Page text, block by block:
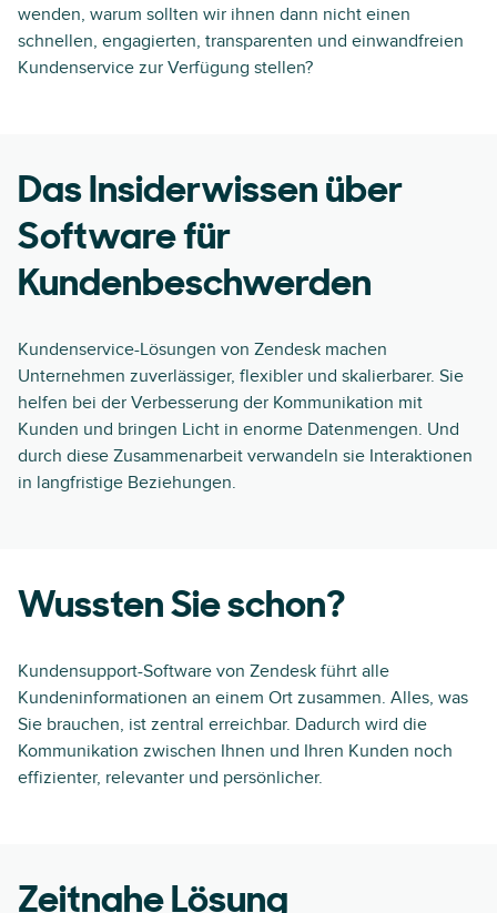
wenden, warum sollten wir ihnen dann nicht einen
schnellen, engagierten, transparenten und einwandfreien
Kundenservice zur Verfügung stellen?
Das Insiderwissen über
Software für
Kundenbeschwerden
Kundenservice-Lösungen von Zendesk machen
Unternehmen zuverlässiger, flexibler und skalierbarer. Sie
helfen bei der Verbesserung der Kommunikation mit
Kunden und bringen Licht in enorme Datenmengen. Und
durch diese Zusammenarbeit verwandeln sie Interaktionen
in langfristige Beziehungen.
Wussten Sie schon?
Kundensupport-Software von Zendesk führt alle
Kundeninformationen an einem Ort zusammen. Alles, was
Sie brauchen, ist zentral erreichbar. Dadurch wird die
Kommunikation zwischen Ihnen und Ihren Kunden noch
effizienter, relevanter und persönlicher.
Zeitnahe Lösung